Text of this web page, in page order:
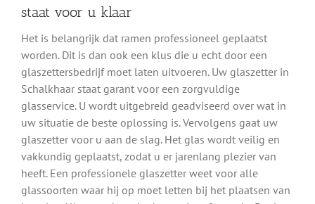
staat voor u klaar
Het is belangrijk dat ramen professioneel geplaatst
worden. Dit is dan ook een klus die u echt door een
glaszettersbedrijf moet laten uitvoeren. Uw glaszetter in
Schalkhaar staat garant voor een zorgvuldige
glasservice. U wordt uitgebreid geadviseerd over wat in
uw situatie de beste oplossing is. Vervolgens gaat uw
glaszetter voor u aan de slag. Het glas wordt veilig en
vakkundig geplaatst, zodat u er jarenlang plezier van
heeft. Een professionele glaszetter weet voor alle
glassoorten waar hij op moet letten bij het plaatsen van